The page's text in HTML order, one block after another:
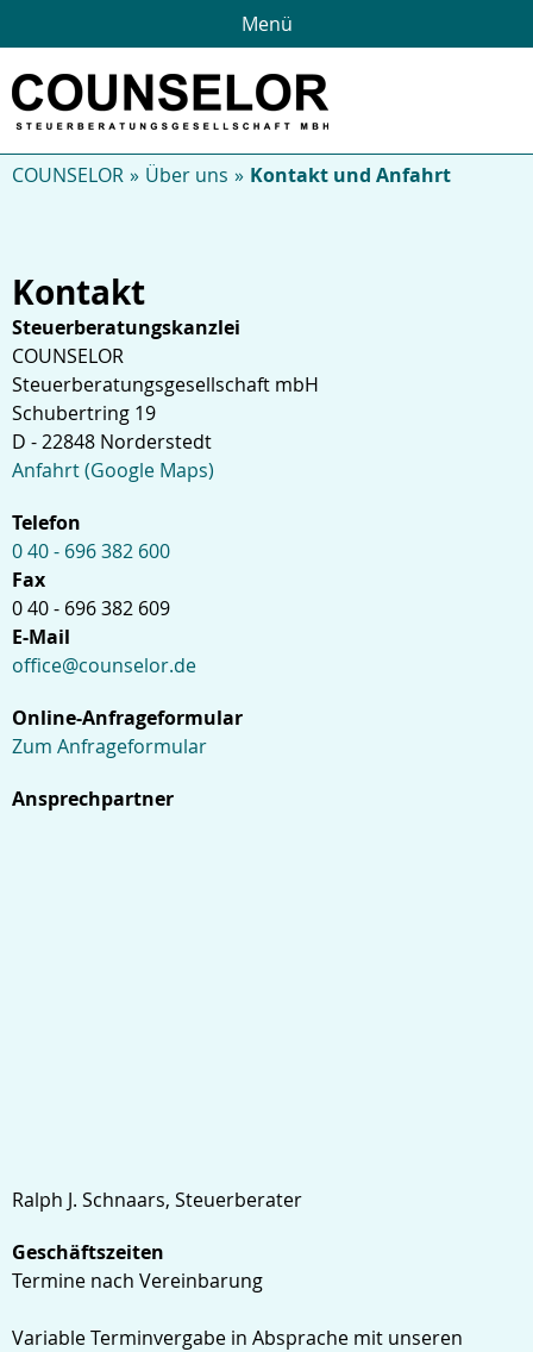
Menü
COUNSELOR Über uns Kontakt und Anfahrt
Kontakt
Steuerberatungskanzlei
COUNSELOR
Steuerberatungsgesellschaft mbH
Schubertring 19
D - 22848 Norderstedt
Anfahrt (Google Maps)
Telefon
0 40 - 696 382 600
Fax
0 40 - 696 382 609
E-Mail
office@counselor.de
Online-Anfrageformular
Zum Anfrageformular
Ansprechpartner
Ralph J. Schnaars, Steuerberater
Geschäftszeiten
Termine nach Vereinbarung
Variable Terminvergabe in Absprache mit unseren